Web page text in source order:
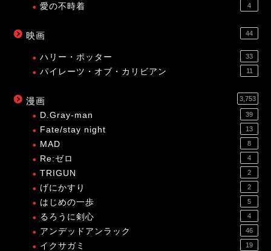
愛の不時着 4
映画 44
ハリー・ポッター 33
パイレーツ・オブ・カリビアン 11
漫画 3,753
D.Gray-man 39
Fate/stay night 13
MAD 8
Re:ゼロ 4
TRIGUN 2
げにかすり 2
はじめの一歩 5
るろうに剣心 4
アンデッドアンラック 46
イクサガミ 19